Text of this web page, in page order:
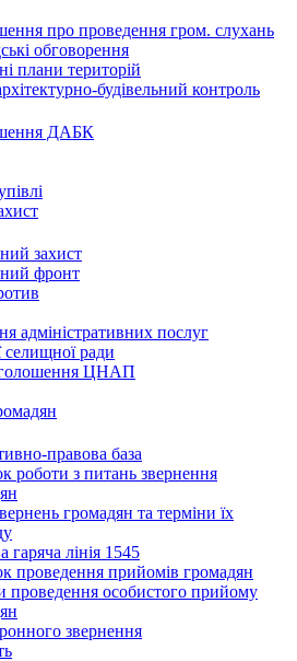
про проведення гром. слухань
обговорення
плани територій
будівельний контроль
ДАБК
захист
фронт
адміністративних послуг
селищної ради
ЦНАП
правова база
роботи з питань звернення
громадян та терміни їх
гаряча лінія 1545
проведення прийомів громадян
проведення особистого прийому
звернення